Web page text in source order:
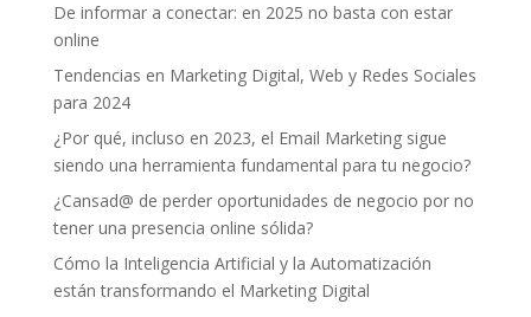
De informar a conectar: en 2025 no basta con estar
online
Tendencias en Marketing Digital, Web y Redes Sociales
para 2024
¿Por qué, incluso en 2023, el Email Marketing sigue
siendo una herramienta fundamental para tu negocio?
¿Cansad@ de perder oportunidades de negocio por no
tener una presencia online sólida?
Cómo la Inteligencia Artificial y la Automatización
están transformando el Marketing Digital